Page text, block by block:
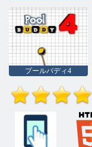
プールバディ4